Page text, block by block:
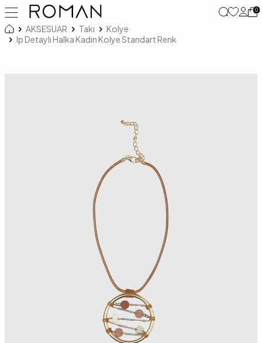
0
AKSESUAR Takı
Kolye
Ip Detaylı Halka Kadın Kolye Standart Renk